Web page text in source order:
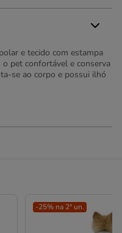
e tecido com estampa
pet confortável e conserva
se ao corpo e possui ilhó
-25% na 2ª un.